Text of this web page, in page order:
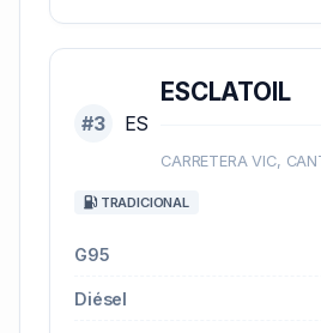
#3 ES
ESCLATOIL
TRADICIONAL
G95
Diésel